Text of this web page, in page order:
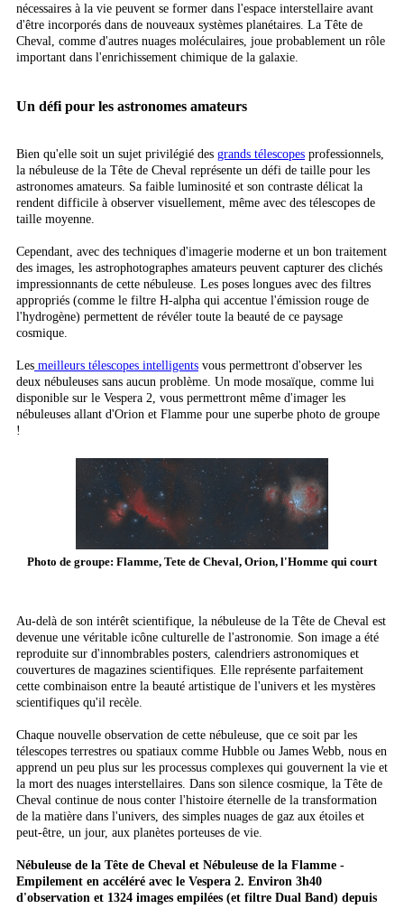
nécessaires à la vie peuvent se former dans l'espace interstellaire avant
d'être incorporés dans de nouveaux systèmes planétaires. La Tête de
Cheval, comme d'autres nuages moléculaires, joue probablement un rôle
important dans l'enrichissement chimique de la galaxie.
Un défi pour les astronomes amateurs
Bien qu'elle soit un sujet privilégié des grands télescopes professionnels,
la nébuleuse de la Tête de Cheval représente un défi de taille pour les
astronomes amateurs. Sa faible luminosité et son contraste délicat la
rendent difficile à observer visuellement, même avec des télescopes de
taille moyenne.
Cependant, avec des techniques d'imagerie moderne et un bon traitement
des images, les astrophotographes amateurs peuvent capturer des clichés
impressionnants de cette nébuleuse. Les poses longues avec des filtres
appropriés (comme le filtre H-alpha qui accentue l'émission rouge de
l'hydrogène) permettent de révéler toute la beauté de ce paysage
cosmique.
Les meilleurs télescopes intelligents vous permettront d'observer les
deux nébuleuses sans aucun problème. Un mode mosaïque, comme lui
disponible sur le Vespera 2, vous permettront même d'imager les
nébuleuses allant d'Orion et Flamme pour une superbe photo de groupe
!
Photo de groupe: Flamme, Tete de Cheval, Orion, l'Homme qui court
Au-delà de son intérêt scientifique, la nébuleuse de la Tête de Cheval est
devenue une véritable icône culturelle de l'astronomie. Son image a été
reproduite sur d'innombrables posters, calendriers astronomiques et
couvertures de magazines scientifiques. Elle représente parfaitement
cette combinaison entre la beauté artistique de l'univers et les mystères
scientifiques qu'il recèle.
Chaque nouvelle observation de cette nébuleuse, que ce soit par les
télescopes terrestres ou spatiaux comme Hubble ou James Webb, nous en
apprend un peu plus sur les processus complexes qui gouvernent la vie et
la mort des nuages interstellaires. Dans son silence cosmique, la Tête de
Cheval continue de nous conter l'histoire éternelle de la transformation
de la matière dans l'univers, des simples nuages de gaz aux étoiles et
peut-être, un jour, aux planètes porteuses de vie.
Nébuleuse de la Tête de Cheval et Nébuleuse de la Flamme -
Empilement en accéléré avec le Vespera 2. Environ 3h40
d'observation et 1324 images empilées (et filtre Dual Band) depuis